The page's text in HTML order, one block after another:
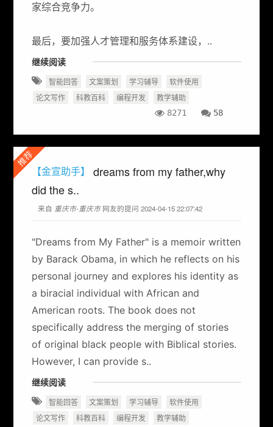
家综合竞争力。
最后，要加强人才管理和服务体系建设，..
继续阅读
智能回答 文案策划 学习辅导
软件使用
论文写作
科教百科 编程开发 教学辅助
8271 58
推荐
【金宣助手】
dreams from my father,why
did the s..
来自 重庆市-重庆市网友的提问 2024-04-15 22:07:42
"Dreams from My Father" is a memoir written
by Barack Obama, in which he reflects on his
personal journey and explores his identity as
a biracial individual with African and
American roots. The book does not
specifically address the merging of stories
of original black people with Biblical stories.
However, I can provide s..
继续阅读
智能回答 文案策划 学习辅导
软件使用
论文写作
科教百科 编程开发 教学辅助